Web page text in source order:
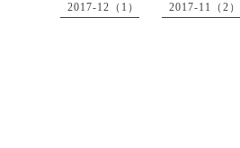
2017-12（1） 2017-11（2）